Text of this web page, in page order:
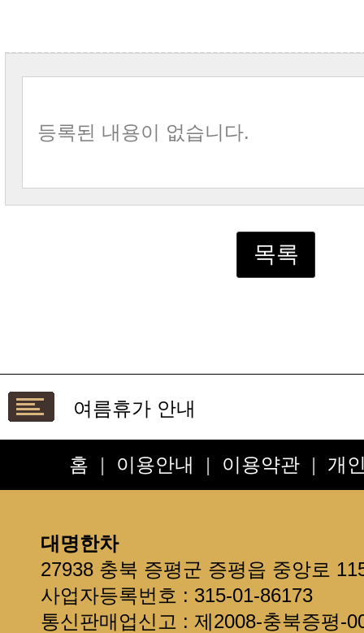
등록된 내용이 없습니다.
목록
여름휴가 안내
설연휴 배송안내입니다
**보관방법 및 선물용**
*배송요청사항*은 주문서 또는 전
제주도 + 섬지역 추가 배송료 안
선물용으로 구입한다면 읽어주세
회원정보를 확인하세요~
홈 | 이용안내 | 이용약관 | 개
대명한차
27938 충북 증평군 증평읍 중앙로
사업자등록번호 : 315-01-86173
통신판매업신고 : 제2008-충북증평-